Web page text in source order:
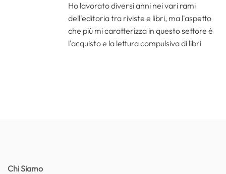
Ho lavorato diversi anni nei vari rami
dell'editoria tra riviste e libri, ma l'aspetto
che più mi caratterizza in questo settore è
l'acquisto e la lettura compulsiva di libri
Chi Siamo